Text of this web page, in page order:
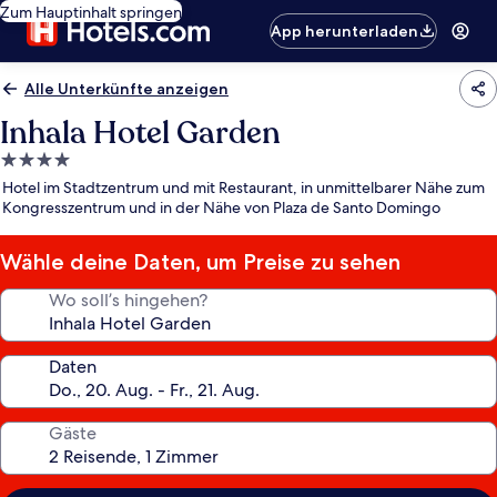
Zum Hauptinhalt springen
App herunterladen
Alle Unterkünfte anzeigen
Inhala Hotel Garden
4.0-
Sterne-
Unterkunft
Hotel im Stadtzentrum und mit Restaurant, in unmittelbarer Nähe zum
Kongresszentrum und in der Nähe von Plaza de Santo Domingo
Wähle deine Daten, um Preise zu sehen
Wo soll’s hingehen?
Daten
Gäste